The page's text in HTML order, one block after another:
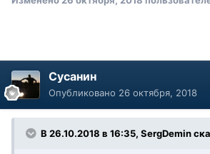
Сусанин
Опубликовано 26 октября, 2018
В 26.10.2018 в 16:35, SergDemin